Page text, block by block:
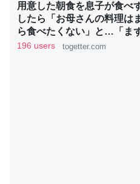
ちょうど同じ理由でEcho
とかSpotifyを支払う孝行も
り時間を日数にすると1週間
それを実質100倍以上に伸
─たまにLINEするくらいだった遠
コミュニケーションが劇的に変化
用意した朝食を息子が食べ
したら「お母さんの料理は
ら食べたくない」と…「ま
食べなくていい。今後は自
196 users togetter.com